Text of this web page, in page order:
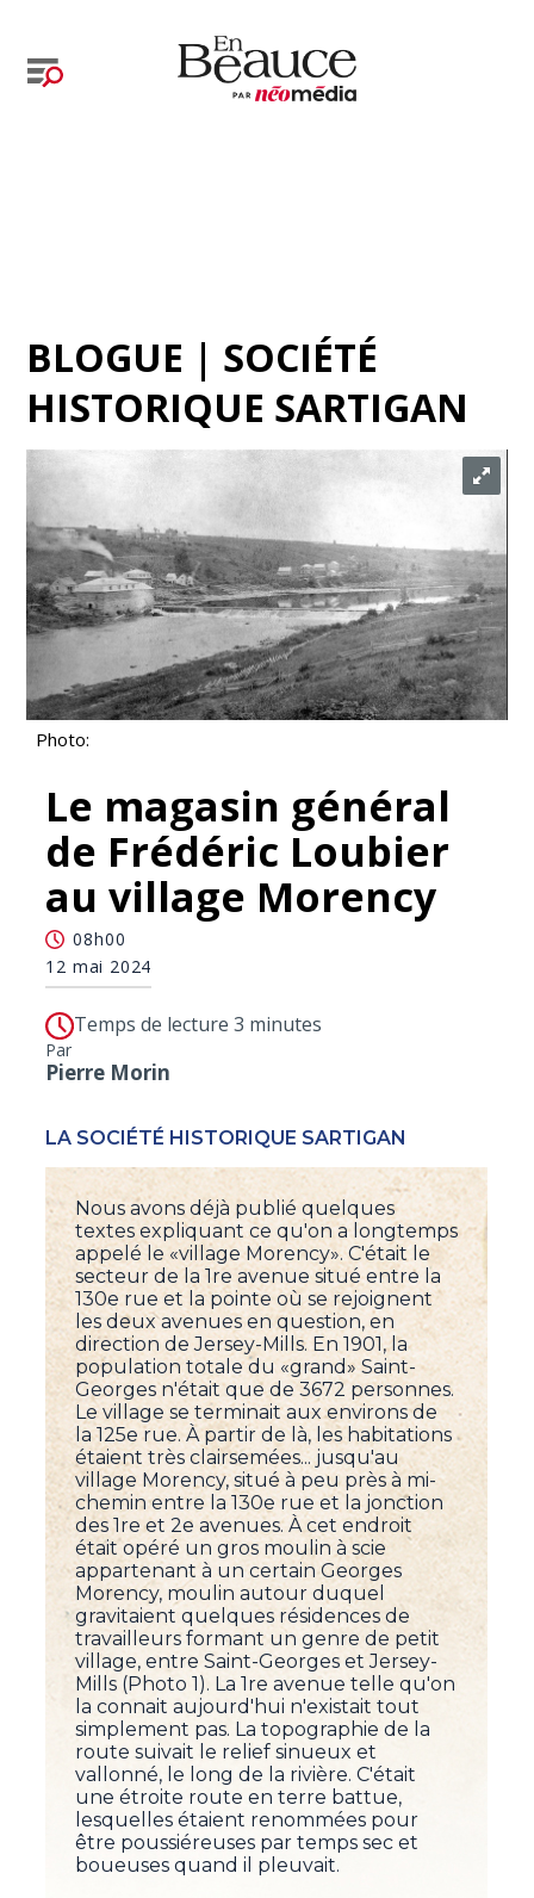
BLOGUE | SOCIÉTÉ
HISTORIQUE SARTIGAN
Photo:
Le magasin général
de Frédéric Loubier
au village Morency
08h00
12 mai 2024
Temps de lecture 3 minutes
Par
Pierre Morin
LA SOCIÉTÉ HISTORIQUE SARTIGAN
Nous avons déjà publié quelques
textes expliquant ce qu'on a longtemps
appelé le «village Morency». C'était le
secteur de la 1re avenue situé entre la
130e rue et la pointe où se rejoignent
les deux avenues en question, en
direction de Jersey-Mills. En 1901, la
population totale du «grand» Saint-
Georges n'était que de 3672 personnes.
Le village se terminait aux environs de
la 125e rue. À partir de là, les habitations
étaient très clairsemées... jusqu'au
village Morency, situé à peu près à mi-
chemin entre la 130e rue et la jonction
des 1re et 2e avenues. À cet endroit
était opéré un gros moulin à scie
appartenant à un certain Georges
Morency, moulin autour duquel
gravitaient quelques résidences de
travailleurs formant un genre de petit
village, entre Saint-Georges et Jersey-
Mills (Photo 1). La 1re avenue telle qu'on
la connait aujourd'hui n'existait tout
simplement pas. La topographie de la
route suivait le relief sinueux et
vallonné, le long de la rivière. C'était
une étroite route en terre battue,
lesquelles étaient renommées pour
être poussiéreuses par temps sec et
boueuses quand il pleuvait.